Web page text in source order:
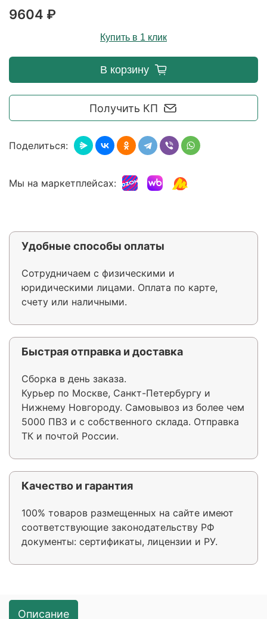
9604 ₽
Купить в 1 клик
Получить КП
В корзину
Поделиться:
Мы на маркетплейсах:
Удобные способы оплаты
Сотрудничаем с физическими и
юридическими лицами. Оплата по карте,
счету или наличными.
Быстрая отправка и доставка
Сборка в день заказа.
Курьер по Москве, Санкт-Петербургу и
Нижнему Новгороду. Самовывоз из более чем
5000 ПВЗ и с собственного склада. Отправка
ТК и почтой России.
Качество и гарантия
100% товаров размещенных на сайте имеют
соответствующие законодательству РФ
документы: сертификаты, лицензии и РУ.
Описание